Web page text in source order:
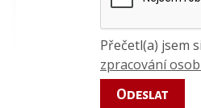
Přečetl(a) jsem
zpracování